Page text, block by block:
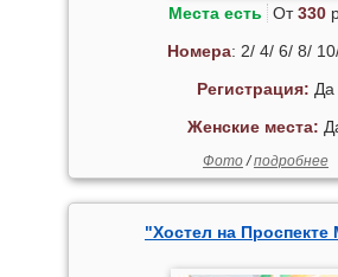
Места есть От330
Номера: 2/ 4/ 6/ 8/
Регистрация: Да
Женские места:
Фото/подробнее
"Хостел на Проспекте